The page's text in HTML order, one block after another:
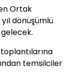
Ortak
dönüşümlü
temsilciler